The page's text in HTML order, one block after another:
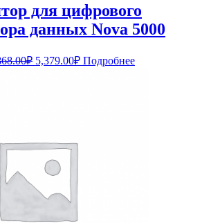
для цифрового
данных Nova 5000
₽ Первоначальная
5,379.00₽Текущая
цена:
Подробнее